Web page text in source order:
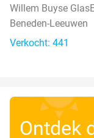
Willem Buyse
Beneden-Leeuwen
Verkocht: 441
Ontdek